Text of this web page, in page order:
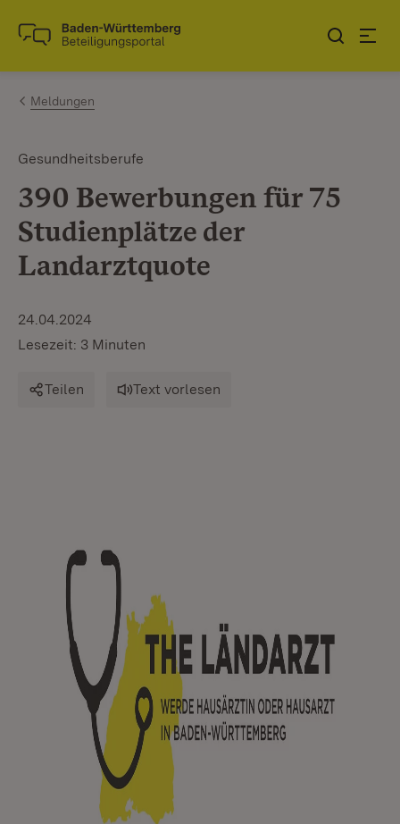
Zum Inhalt springen
Link zur Startseite
Meldungen
Gesundheitsberufe
390 Bewerbungen für 75
Studienplätze der
Landarztquote
24.04.2024
Lesezeit: 3 Minuten
Teilen Text vorlesen